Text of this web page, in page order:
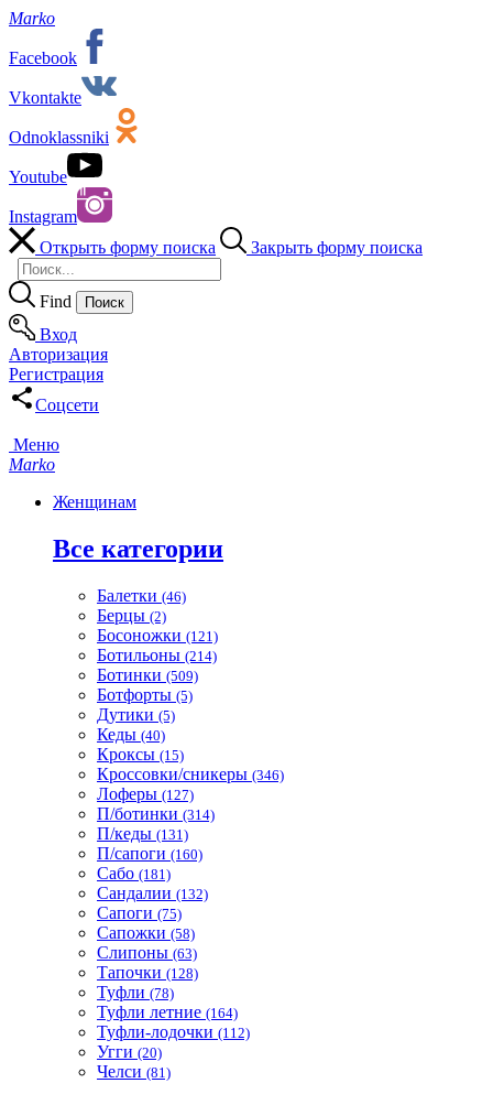
Marko
Facebook
Vkontakte
Odnoklassniki
Youtube
Instagram
Открыть форму поиска
Закрыть форму поиска
Find
Вход
Авторизация
Регистрация
Соцсети
Меню
Marko
Женщинам
Все категории
Балетки (46)
Берцы (2)
Босоножки (121)
Ботильоны (214)
Ботинки (509)
Ботфорты (5)
Дутики (5)
Кеды (40)
Кроксы (15)
Кроссовки/сникеры (346)
Лоферы (127)
П/ботинки (314)
П/кеды (131)
П/сапоги (160)
Сабо (181)
Сандалии (132)
Сапоги (75)
Сапожки (58)
Слипоны (63)
Тапочки (128)
Туфли (78)
Туфли летние (164)
Туфли-лодочки (112)
Угги (20)
Челси (81)